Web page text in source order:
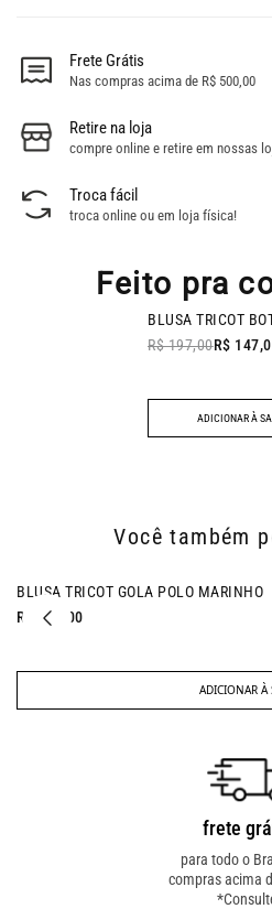
Frete Grátis
Nas compras acima de R$ 500,00
Retire na loja
compre online e retire em nossas
Troca fácil
troca online ou em loja física!
Feito pra
BAZAR
R$ 197,00R$
ADICIONAR À
Você também
BLUSA TRICOT GOLA POLO MARINHO
R$ 218,00
ADICIONAR À
frete
para todo o
compras acima